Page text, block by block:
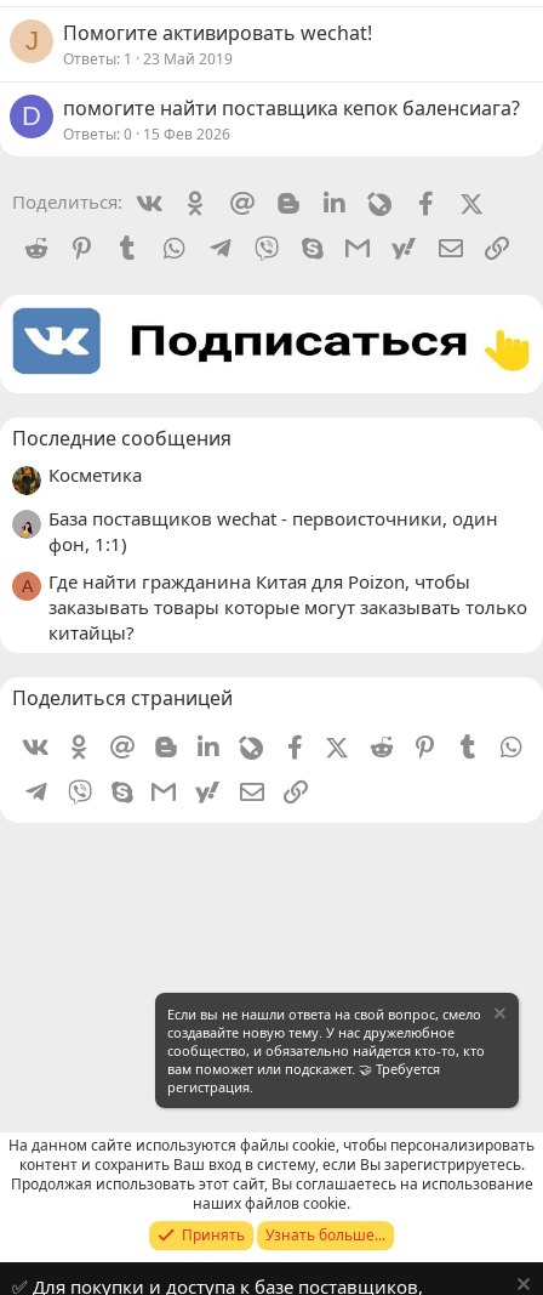
J Помогите активировать wechat!
Ответы 1 23 Май 2019
D помогите найти поставщика кепок баленсиага?
Ответы 0 15 Фев 2026
Поделиться: VkontakteOdnoklassniki
Mail.ru BloggerLinkedinLivejournalFacebook
Reddit
PinterestTumblr WhatsAppTelegram
Viber SkypeGmailyahoomail
Последние сообщения
Косметика
База поставщиков wechat - первоисточники, один
фон, 1:1)
A
Где найти гражданина Китая для Poizon, чтобы
заказывать товары которые могут заказывать только
китайцы?
Поделиться страницей
VkontakteOdnoklassniki
Mail.ru BloggerLinkedin
LivejournalFacebookX (Twitter)
Reddit PinterestTumblr
Telegram
Viber SkypeGmailyahoomailЭлектронная почта
WeChat: Общие вопросы
Russian (RU)
Если вы не нашли ответа на свой вопрос, смело
создавайте новую тему. У нас дружелюбное
сообщество, и обязательно найдется кто-то, кто
вам поможет или подскажет. 🤝 Требуется
регистрация.
На данном сайте используются файлы cookie, чтобы персонализировать
контент и сохранить Ваш вход в систему, если Вы зарегистрируетесь.
Продолжая использовать этот сайт, Вы соглашаетесь на использование
наших файлов cookie.
Принять
Узнать больше...
✅ Для покупки и доступа к базе поставщиков,